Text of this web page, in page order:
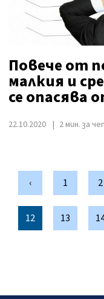
Повече от
малкия и
се опасява
22.10.2020 2 мин. за
‹ 1 2
12 13